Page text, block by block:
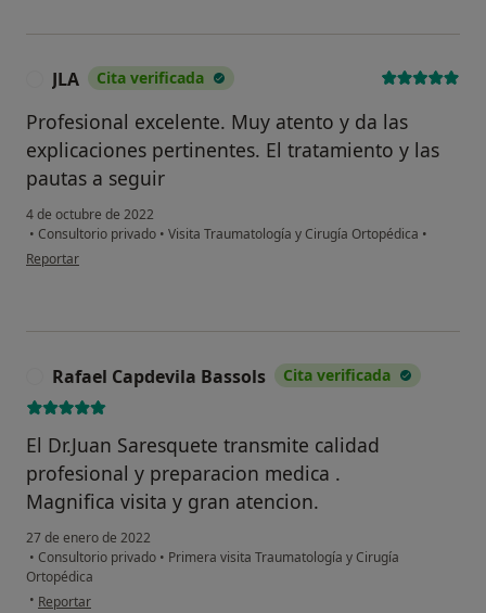
JLA Cita verificada
Profesional excelente. Muy atento y da las
explicaciones pertinentes. El tratamiento y las
pautas a seguir
4 de octubre de 2022
• Consultorio privado • Visita Traumatología y Cirugía Ortopédica •
en opinión del usuario JLA
Reportar
Rafael Capdevila Bassols Cita verificada
El Dr.Juan Saresquete transmite calidad
profesional y preparacion medica .
Magnifica visita y gran atencion.
27 de enero de 2022
• Consultorio privado • Primera visita Traumatología y Cirugía
Ortopédica
• en opinión del usuario Rafael Capdevila Bassols
Reportar